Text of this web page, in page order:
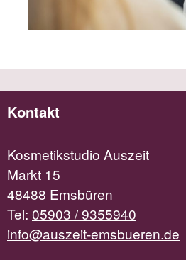
Kontakt
Kosmetikstudio Auszeit
Markt 15
48488 Emsbüren
Tel: 05903 / 9355940
info@auszeit-emsbueren.de